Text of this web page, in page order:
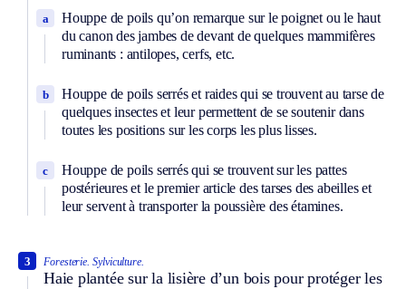
Houppe de poils qu’on remarque sur le poignet ou le haut
du canon des jambes de devant de quelques mammifères
ruminants : antilopes, cerfs, etc.
a
Houppe de poils serrés et raides qui se trouvent au tarse de
quelques insectes et leur permettent de se soutenir dans
toutes les positions sur les corps les plus lisses.
b
Houppe de poils serrés qui se trouvent sur les pattes
postérieures et le premier article des tarses des abeilles et
leur servent à transporter la poussière des étamines.
c
Foresterie. Sylviculture.
Haie plantée sur la lisière d’un bois pour protéger les
3